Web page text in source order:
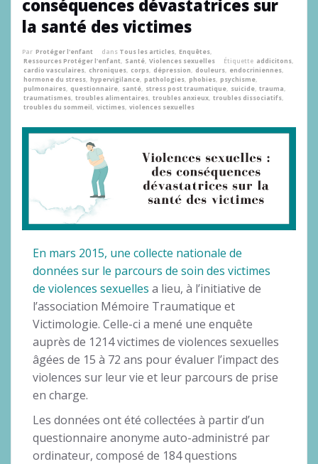
conséquences dévastatrices sur
la santé des victimes
Par Protéger l'enfant dans Tous les articles, Enquêtes,
Ressources Protéger l'enfant, Santé, Violences sexuelles Étiquette addicitons,
cardio vasculaires, chroniques, corps, dépression, douleurs, endocriniennes,
hormone du stress, hypervigilance, pathologies, phobies, psychisme,
pulmonaires, questionnaire, santé, stress post traumatique, suicide, trauma,
traumatismes, troubles alimentaires, troubles anxieux, troubles dissociatifs,
troubles du sommeil, victimes, violences sexuelles
En mars 2015, une collecte nationale de
données sur le parcours de soin des victimes
de violences sexuelles a lieu, à l’initiative de
l’association Mémoire Traumatique et
Victimologie. Celle-ci a mené une enquête
auprès de 1214 victimes de violences sexuelles
âgées de 15 à 72 ans pour évaluer l’impact des
violences sur leur vie et leur parcours de prise
en charge.
Les données ont été collectées à partir d’un
questionnaire anonyme auto-administré par
ordinateur, composé de 184 questions